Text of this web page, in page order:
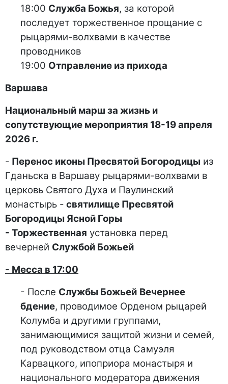
18:00 Служба Божья, за которой
последует торжественное прощание с
рыцарями-волхвами в качестве
проводников
19:00 Отправление из прихода
Варшава
Национальный марш за жизнь и
сопутствующие мероприятия 18-19 апреля
2026 г.
- Перенос иконы Пресвятой Богородицы из
Гданьска в Варшаву рыцарями-волхвами в
церковь Святого Духа и Паулинский
монастырь - святилище Пресвятой
Богородицы Ясной Горы
- Торжественная установка перед
вечерней Службой Божьей
- Месса в 17:00
- После Службы Божьей Вечернее
бдение, проводимое Орденом рыцарей
Колумба и другими группами,
занимающимися защитой жизни и семей,
под руководством отца Самуэля
Карвацкого, ипоприора монастыря и
национального модератора движения